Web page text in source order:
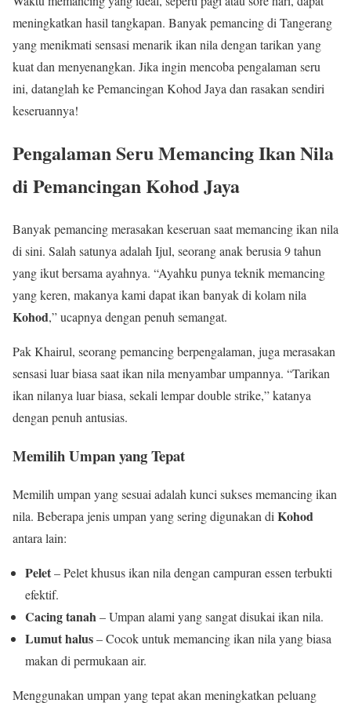
meningkatkan hasil tangkapan. Banyak pemancing di Tangerang
yang menikmati sensasi menarik ikan nila dengan tarikan yang
kuat dan menyenangkan. Jika ingin mencoba pengalaman seru
ini, datanglah ke Pemancingan Kohod Jaya dan rasakan sendiri
keseruannya!
Pengalaman Seru Memancing Ikan Nila
di Pemancingan Kohod Jaya
Banyak pemancing merasakan keseruan saat memancing ikan nila
di sini. Salah satunya adalah Ijul, seorang anak berusia 9 tahun
yang ikut bersama ayahnya. “Ayahku punya teknik memancing
yang keren, makanya kami dapat ikan banyak di kolam nila
Kohod,” ucapnya dengan penuh semangat.
Pak Khairul, seorang pemancing berpengalaman, juga merasakan
sensasi luar biasa saat ikan nila menyambar umpannya. “Tarikan
ikan nilanya luar biasa, sekali lempar double strike,” katanya
dengan penuh antusias.
Memilih Umpan yang Tepat
Memilih umpan yang sesuai adalah kunci sukses memancing ikan
nila. Beberapa jenis umpan yang sering digunakan di Kohod
antara lain:
Pelet– Pelet khusus ikan nila dengan campuran essen terbukti
efektif.
Cacing tanah– Umpan alami yang sangat disukai ikan nila.
Lumut halus– Cocok untuk memancing ikan nila yang biasa
makan di permukaan air.
Menggunakan umpan yang tepat akan meningkatkan peluang